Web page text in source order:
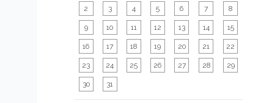
2 3 4 5 6 7 8
9 10 11 12 13 14 15
16 17 18 19 20 21 22
23 24 25 26 27 28 29
30 31